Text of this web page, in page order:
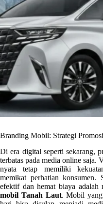
Branding Mobil: Strategi
Di era digital seperti sekarang,
terbatas pada media online saja.
nyata tetap memiliki
memikat perhatian konsumen.
efektif dan hemat biaya adalah
mobil Tanah Laut. Mobil yang